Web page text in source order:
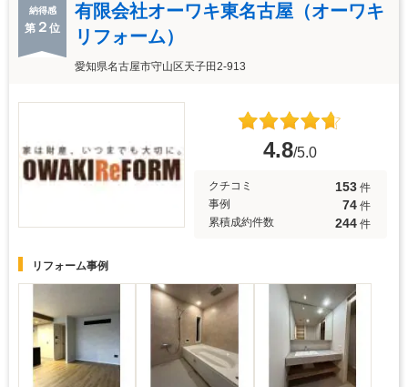
納得感
第 ２ 位
有限会社オーワキ東名古屋（オーワキ
リフォーム）
愛知県名古屋市守山区天子田2-913
4.8/5.0
クチコミ 153 件
事例
74 件
累積成約件数
244 件
リフォーム事例